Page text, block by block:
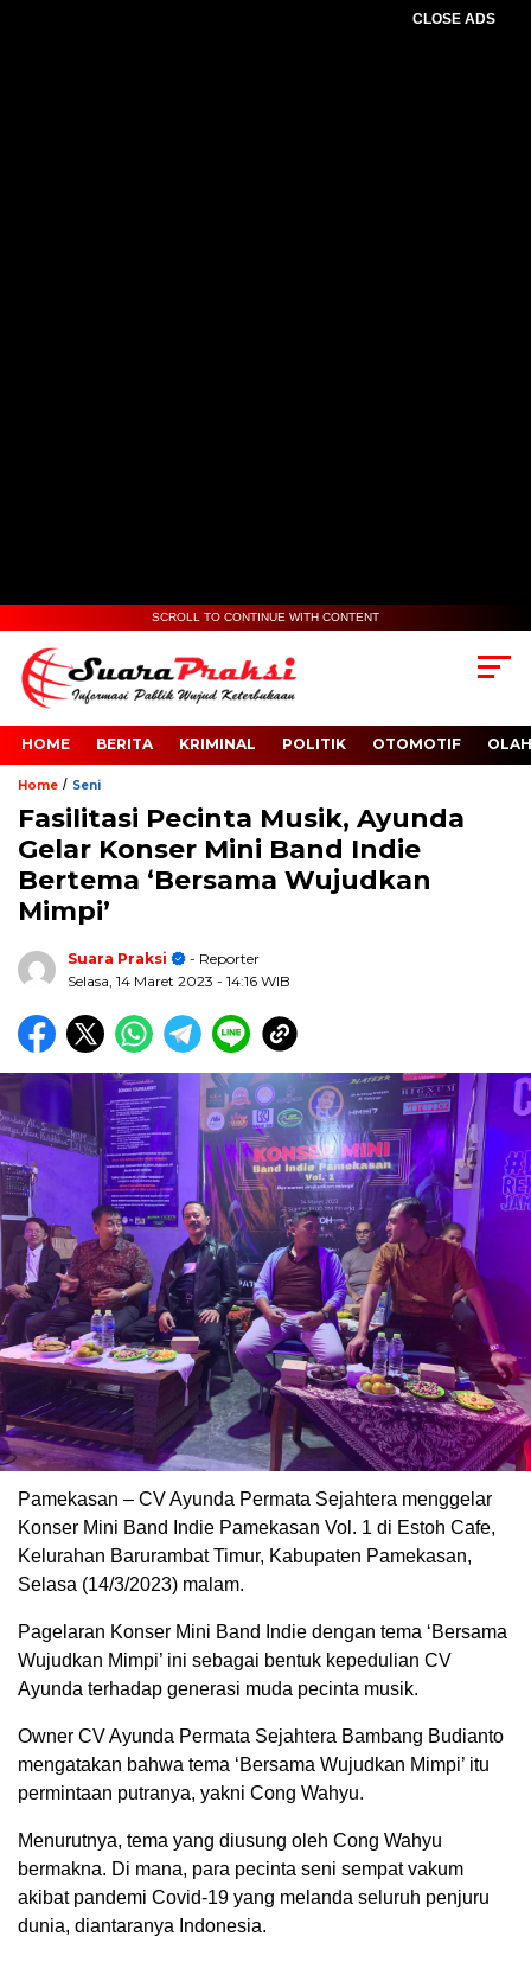
CLOSE ADS
SCROLL TO CONTINUE WITH CONTENT
HOME BERITA KRIMINAL POLITIK OTOMOTIF
Home / Seni
Fasilitasi Pecinta Musik, Ayunda
Gelar Konser Mini Band Indie
Bertema ‘Bersama Wujudkan
Mimpi’
Suara Praksi
- Reporter
Selasa, 14 Maret 2023 - 14:16 WIB
Pamekasan – CV Ayunda Permata Sejahtera menggelar
Konser Mini Band Indie Pamekasan Vol. 1 di Estoh Cafe,
Kelurahan Barurambat Timur, Kabupaten Pamekasan,
Selasa (14/3/2023) malam.
Pagelaran Konser Mini Band Indie dengan tema ‘Bersama
Wujudkan Mimpi’ ini sebagai bentuk kepedulian CV
Ayunda terhadap generasi muda pecinta musik.
Owner CV Ayunda Permata Sejahtera Bambang Budianto
mengatakan bahwa tema ‘Bersama Wujudkan Mimpi’ itu
permintaan putranya, yakni Cong Wahyu.
Menurutnya, tema yang diusung oleh Cong Wahyu
bermakna. Di mana, para pecinta seni sempat vakum
akibat pandemi Covid-19 yang melanda seluruh penjuru
dunia, diantaranya Indonesia.